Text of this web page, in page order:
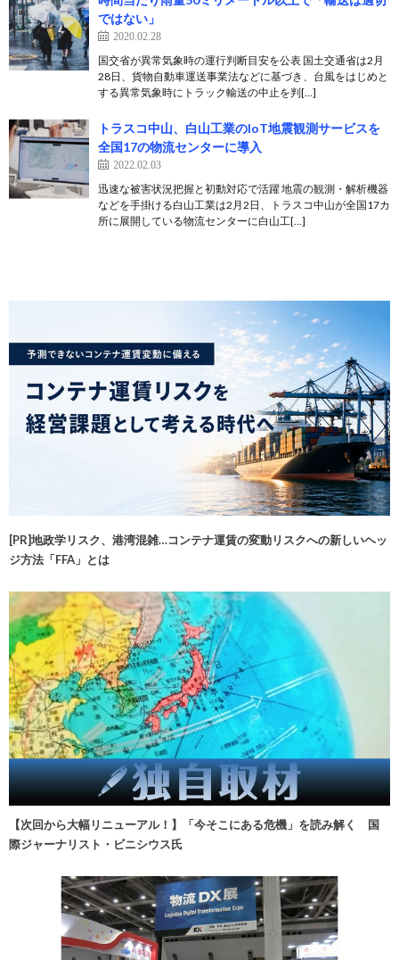
ではない」
2020.02.28
国交省が異常気象時の運行判断目安を公表 国土交通省は2月
28日、貨物自動車運送事業法などに基づき、台風をはじめと
する異常気象時にトラック輸送の中止を判[…]
トラスコ中山、白山工業のIoT地震観測サービスを
全国17の物流センターに導入
2022.02.03
迅速な被害状況把握と初動対応で活躍 地震の観測・解析機器
などを手掛ける白山工業は2月2日、トラスコ中山が全国17カ
所に展開している物流センターに白山工[…]
[PR]地政学リスク、港湾混雑…コンテナ運賃の変動リスクへの新しいヘッ
ジ方法「FFA」とは
【次回から大幅リニューアル！】「今そこにある危機」を読み解く 国
際ジャーナリスト・ビニシウス氏